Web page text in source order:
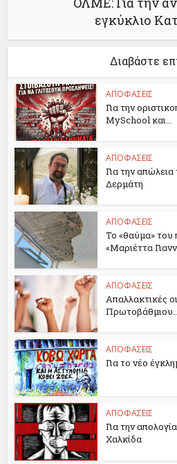
εγκύκλιο
Διαβάστε
ΑΠΟΦΑΣΕΙΣ
Για την
MySchool και...
ΑΠΟΦΑΣΕΙΣ
Για την
Δερμάτη
ΑΠΟΦΑΣΕΙΣ
Το «θαύμα» του
«Μαριέττα
ΑΠΟΦΑΣΕΙΣ
Απαλλακτικές
ΑΠΟΦΑΣΕΙΣ
Για το νέο
ΑΠΟΦΑΣΕΙΣ
Για την
Χαλκίδα